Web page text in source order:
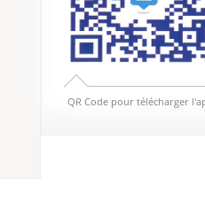
QR Code pour télécharger